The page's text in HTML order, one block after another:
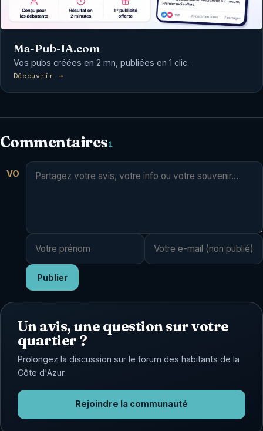
Ma-Pub-IA.com
Vos pubs créées en 2 mn, publiées en 1 clic.
Découvrir →
Commentaires1
VO
Publier
Un avis, une question sur votre
quartier ?
Prolongez la discussion sur le forum des habitants de la
Côte d'Azur.
Rejoindre la communauté